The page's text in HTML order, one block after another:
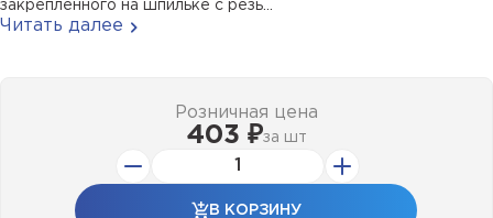
закрепленного на шпильке с резь...
Читать далее
Розничная цена
403 ₽за шт
В КОРЗИНУ